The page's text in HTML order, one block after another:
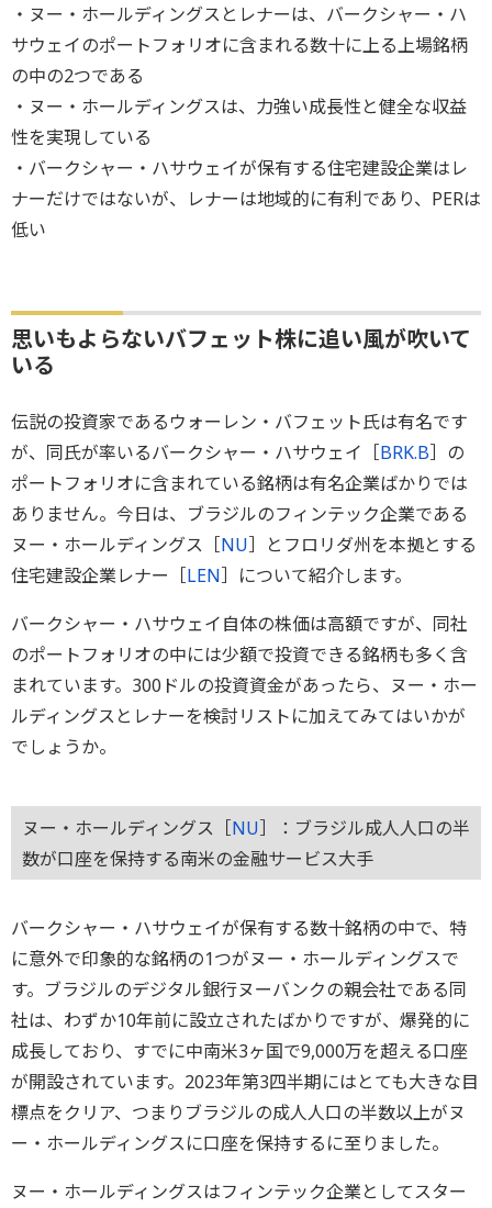
・ヌー・ホールディングスとレナーは、バークシャー・ハ
サウェイのポートフォリオに含まれる数十に上る上場銘柄
の中の2つである
・ヌー・ホールディングスは、力強い成長性と健全な収益
性を実現している
・バークシャー・ハサウェイが保有する住宅建設企業はレ
ナーだけではないが、レナーは地域的に有利であり、PERは
低い
思いもよらないバフェット株に追い風が吹いて
いる
伝説の投資家であるウォーレン・バフェット氏は有名です
が、同氏が率いるバークシャー・ハサウェイ［BRK.B］の
ポートフォリオに含まれている銘柄は有名企業ばかりでは
ありません。今日は、ブラジルのフィンテック企業である
ヌー・ホールディングス［NU］とフロリダ州を本拠とする
住宅建設企業レナー［LEN］について紹介します。
バークシャー・ハサウェイ自体の株価は高額ですが、同社
のポートフォリオの中には少額で投資できる銘柄も多く含
まれています。300ドルの投資資金があったら、ヌー・ホー
ルディングスとレナーを検討リストに加えてみてはいかが
でしょうか。
ヌー・ホールディングス［NU］：ブラジル成人人口の半
数が口座を保持する南米の金融サービス大手
バークシャー・ハサウェイが保有する数十銘柄の中で、特
に意外で印象的な銘柄の1つがヌー・ホールディングスで
す。ブラジルのデジタル銀行ヌーバンクの親会社である同
社は、わずか10年前に設立されたばかりですが、爆発的に
成長しており、すでに中南米3ヶ国で9,000万を超える口座
が開設されています。2023年第3四半期にはとても大きな目
標点をクリア、つまりブラジルの成人人口の半数以上がヌ
ー・ホールディングスに口座を保持するに至りました。
ヌー・ホールディングスはフィンテック企業としてスター